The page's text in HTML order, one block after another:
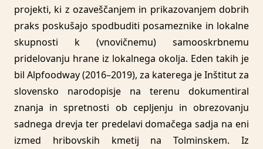
projekti, ki z ozaveščanjem in prikazovanjem dobrih
praks poskušajo spodbuditi posameznike in lokalne
skupnosti k (vnovičnemu) samooskrbnemu
pridelovanju hrane iz lokalnega okolja. Eden takih je
bil Alpfoodway (2016–2019), za katerega je Inštitut za
slovensko narodopisje na terenu dokumentiral
znanja in spretnosti ob cepljenju in obrezovanju
sadnega drevja ter predelavi domačega sadja na eni
izmed hribovskih kmetij na Tolminskem. Iz